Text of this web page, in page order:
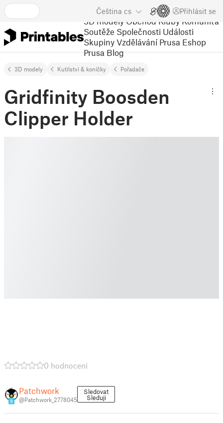
Čeština cs Přihlásit se
3D modely Obchod Kluby Komunita
Soutěže Společnosti Události
Skupiny Vzdělávání Prusa Eshop
Prusa Blog
3D modely Kutilství & koníčky Pořadače
Gridfinity Boosden
Clipper Holder
0 hodnocení
9
Patchwork
@Patchwork_2778045
Sledovat
Sleduji